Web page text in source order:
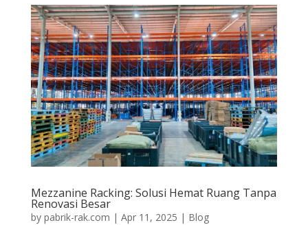
Mezzanine Racking: Solusi Hemat Ruang Tanpa
Renovasi Besar
by pabrik-rak.com | Apr 11, 2025 | Blog